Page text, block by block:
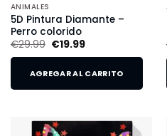
ANIMALES
5D Pintura Diamante –
Perro colorido
€29.99 €19.99
AGREGAR AL CARRITO